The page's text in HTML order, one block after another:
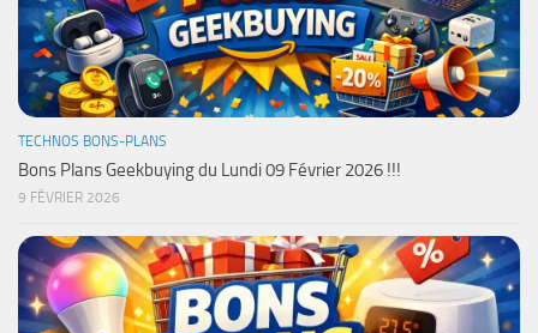
TECHNOS BONS-PLANS
Bons Plans Geekbuying du Lundi 09 Février 2026 !!!
9 FÉVRIER 2026